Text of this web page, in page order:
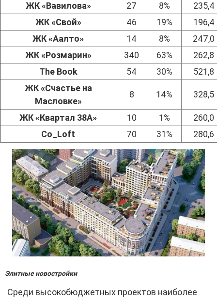
ЖК «Вавилова»
27 8%
235,4
ЖК «Свой»
46 19%
196,4
ЖК «Аалто»
14 8%
247,0
ЖК «Розмарин»
340 63%
262,8
The Book
54 30%
521,8
ЖК «Счастье на
Масловке»
8 14% 328,5
ЖК «Квартал 38А» 10 1%
260,0
Co_Loft
70 31% 280,6
Элитные новостройки
Среди высокобюджетных проектов наиболее